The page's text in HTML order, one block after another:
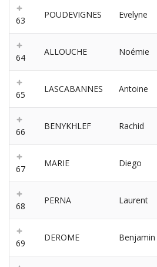
63
POUDEVIGNES Evelyne
64
ALLOUCHE Noémie
65
LASCABANNES Antoine
66
BENYKHLEF Rachid
67
MARIE Diego
68
PERNA Laurent
69
DEROME Benjamin